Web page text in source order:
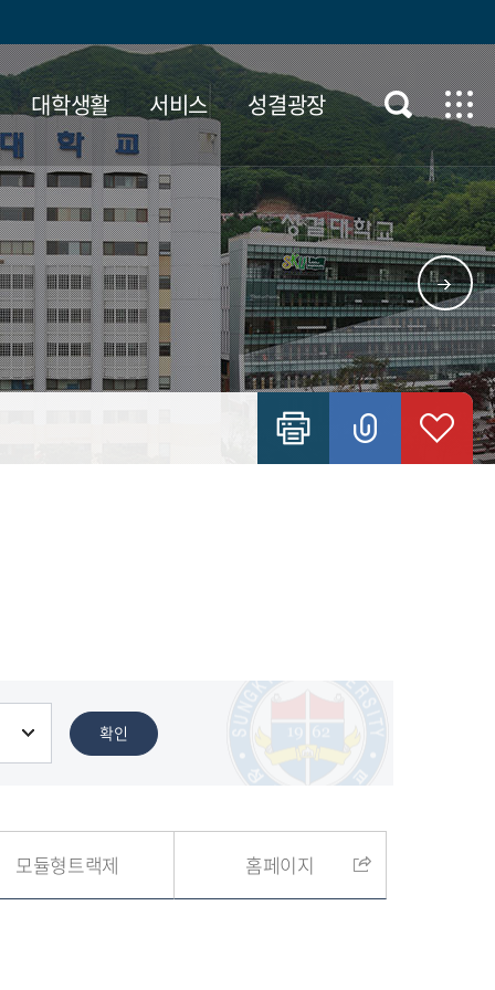
성결의 상징
UI
교가
마스코트 '스쿠아
(SKUAH)'
터
유형)
율전공학부
대학생활
롱,
서비스
등록/장학정보
등록
장학
학자금 대출
학자금중복지원방지
장학금 관련 서류 발급
성결광장
침
자료실
각종신청서
행정자료실
확인
모듈형트랙제 홈페이지